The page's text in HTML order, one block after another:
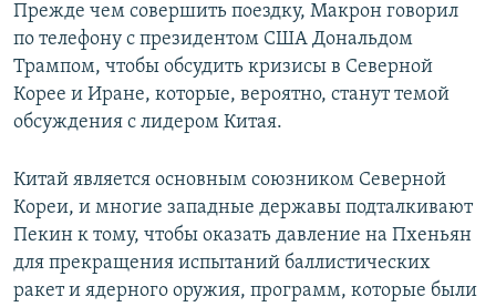
Прежде чем совершить поездку, Макрон говорил
по телефону с президентом США Дональдом
Трампом, чтобы обсудить кризисы в Северной
Корее и Иране, которые, вероятно, станут темой
обсуждения с лидером Китая.
Китай является основным союзником Северной
Кореи, и многие западные державы подталкивают
Пекин к тому, чтобы оказать давление на Пхеньян
для прекращения испытаний баллистических
ракет и ядерного оружия, программ, которые были